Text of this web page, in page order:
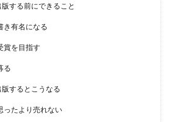
する前にできること
き有名になる
賞を目指す
る
するとこうなる
ったより売れない